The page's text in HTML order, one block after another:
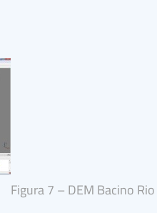
Figura 7 – DEM Bacino